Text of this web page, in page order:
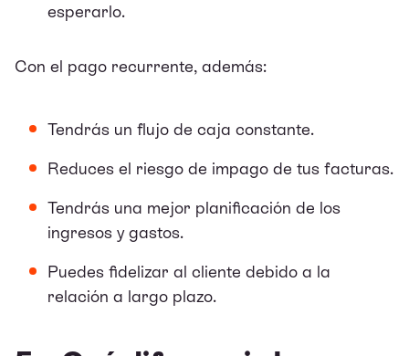
esperarlo.
Con el pago recurrente, además:
Tendrás un flujo de caja constante.
Reduces el riesgo de impago de tus facturas.
Tendrás una mejor planificación de los
ingresos y gastos.
Puedes fidelizar al cliente debido a la
relación a largo plazo.